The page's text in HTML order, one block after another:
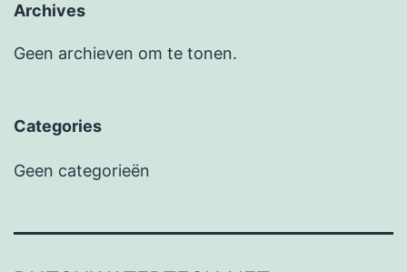
Archives
Geen archieven om te tonen.
Categories
Geen categorieën